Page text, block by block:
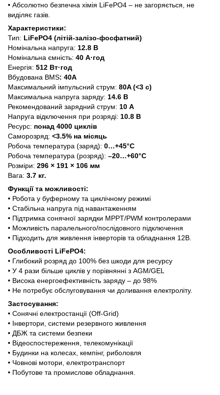
• Абсолютно безпечна хімія LiFePO4 – не загоряється, не
виділяє газів.
Характеристики:
Тип: LiFePO4 (літій-залізо-фосфатний)
Номінальна напруга: 12.8 В
Номінальна ємність: 40 А·год
Енергія: 512 Вт·год
Вбудована BMS: 40A
Максимальний імпульсний струм: 80A (<3 с)
Максимальна напруга заряду: 14.6 В
Рекомендований зарядний струм: 10 А
Напруга відключення при розряді: 10.8 В
Ресурс: понад 4000 циклів
Саморозряд: <3.5% на місяць
Робоча температура (заряд): 0…+45°C
Робоча температура (розряд): –20…+60°C
Розміри: 296 × 191 × 106 мм
Вага: 3.7 кг.
Функції та можливості:
• Робота у буферному та циклічному режимі
• Стабільна напруга під навантаженням
• Підтримка сонячної зарядки MPPT/PWM контролерами
• Можливість паралельного/послідовного підключення
• Підходить для живлення інверторів та обладнання 12В.
Особливості LiFePO4:
• Глибокий розряд до 100% без шкоди для ресурсу
• У 4 рази більше циклів у порівнянні з AGM/GEL
• Висока енергоефективність заряду – до 98%
• Не потребує обслуговування чи доливання електроліту.
Застосування:
• Сонячні електростанції (Off-Grid)
• Інвертори, системи резервного живлення
• ДБЖ та системи безпеки
• Відеоспостереження, телекомунікації
• Будинки на колесах, кемпінг, риболовля
• Човнові мотори, електротранспорт
• Побутове та промислове обладнання.